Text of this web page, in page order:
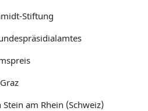
Stiftung
am Rhein (Schweiz)